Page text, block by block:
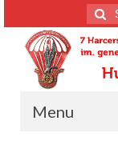
w:
Menu